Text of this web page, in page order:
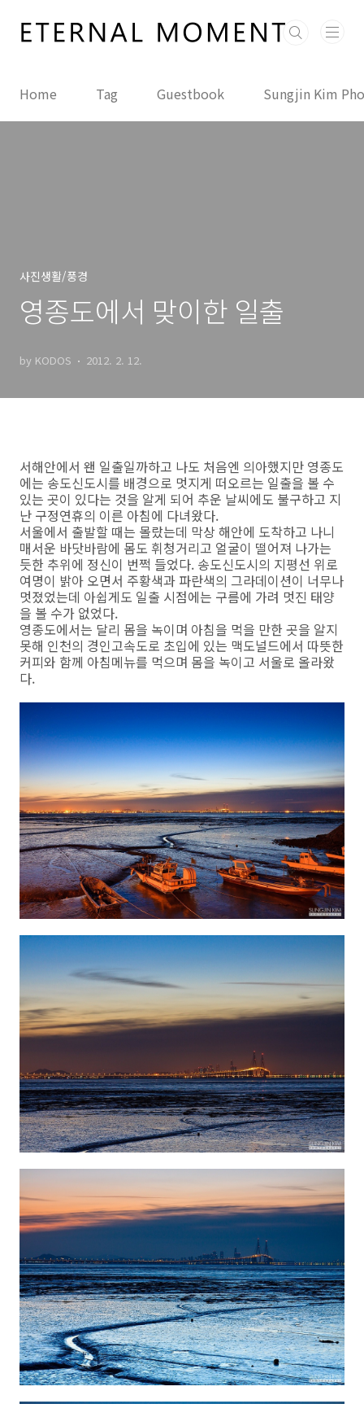
Home Tag Guestbook Sungjin Kim
사진생활/풍경
영종도에서 맞이한 일출
by KODOS 2012. 2. 12.
서해안에서 왠 일출일까하고 나도 처음엔 의아했지만 영종도
에는 송도신도시를 배경으로 멋지게 떠오르는 일출을 볼 수
있는 곳이 있다는 것을 알게 되어 추운 날씨에도 불구하고 지
난 구정연휴의 이른 아침에 다녀왔다.
서울에서 출발할 때는 몰랐는데 막상 해안에 도착하고 나니
매서운 바닷바람에 몸도 휘청거리고 얼굴이 떨어져 나가는
듯한 추위에 정신이 번쩍 들었다. 송도신도시의 지평선 위로
여명이 밝아 오면서 주황색과 파란색의 그라데이션이 너무나
멋졌었는데 아쉽게도 일출 시점에는 구름에 가려 멋진 태양
을 볼 수가 없었다.
영종도에서는 달리 몸을 녹이며 아침을 먹을 만한 곳을 알지
못해 인천의 경인고속도로 초입에 있는 맥도널드에서 따뜻한
커피와 함께 아침메뉴를 먹으며 몸을 녹이고 서울로 올라왔
다.